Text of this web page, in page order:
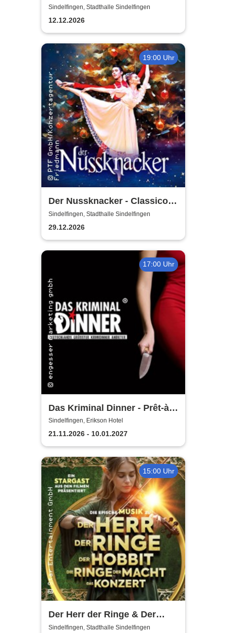
Gschicht'n
Sindelfingen, Stadthalle Sindelfingen
12.12.2026
19:00 Uhr
Der Nussknacker - Classico
Ballet Napoli
Sindelfingen, Stadthalle Sindelfingen
29.12.2026
17:00 Uhr
Das Kriminal Dinner - Prêt-à-
morter - Der letzte Schrei
Sindelfingen, Erikson Hotel
21.11.2026 - 10.01.2027
15:00 Uhr
Der Herr der Ringe & Der
Hobbit
Sindelfingen, Stadthalle Sindelfingen